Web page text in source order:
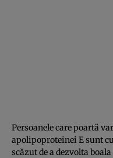
Persoanele care poartă
apolipoproteinei E sunt
scăzut de a dezvolta